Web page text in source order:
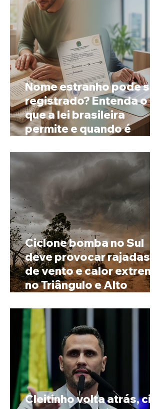
Nome estranho pode ser
registrado? Entenda o
que a lei brasileira
permite e quando é
prenome
Ciclone bomba no Sul
deve provocar rajadas
de vento e calor extremo
no Triângulo e Alto
Cleitinho volta atrás, cita